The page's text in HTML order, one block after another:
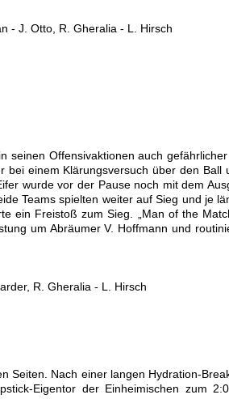
- J. Otto, R. Gheralia - L. Hirsch
Offensivaktionen auch
einem Klärungsversuch über den
wurde vor der Pause noch mit dem
Teams spielten weiter auf Sieg und je
ein Freistoß zum Sieg. „Man of the
um Abräumer V. Hoffmann und
, R. Gheralia - L. Hirsch
Nach einer langen Hydration-
Eigentor der Einheimischen zum